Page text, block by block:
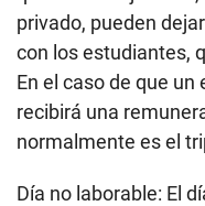
privado, pueden
con los estudiantes,
En el caso de que
recibirá una
normalmente es el
Día no laborable: El